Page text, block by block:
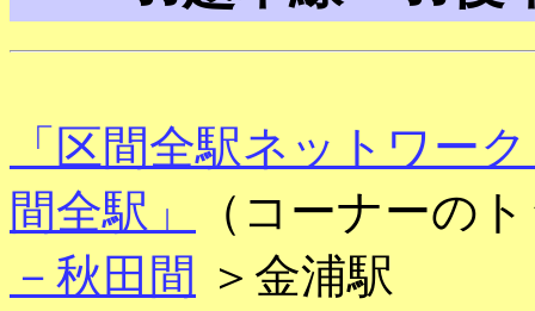
「区間全駅ネットワー
間全駅」
（コーナーの
－秋田間 ＞金浦駅